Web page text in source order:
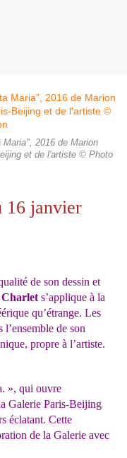
2016 de Marion
et de l'artiste © Photo
16 janvier
de son dessin et
s’applique à la
qu’étrange. Les
de son
propre à l’artiste.
», qui ouvre
Galerie Paris-Beijing
éclatant. Cette
de la Galerie avec